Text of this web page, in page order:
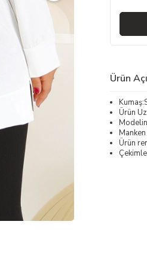
Ürün
Ürün
Ürün